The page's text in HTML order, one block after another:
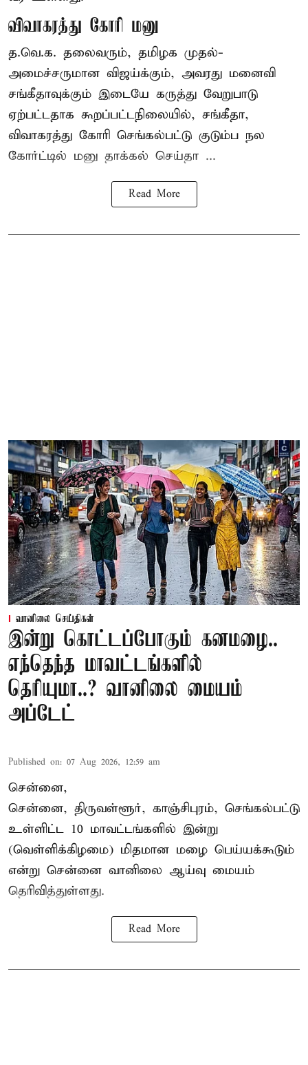
விவாகரத்து கோரி மனு
த.வெ.க. தலைவரும், தமிழக முதல்-
அமைச்சருமான விஜய்க்கும், அவரது மனைவி
சங்கீதாவுக்கும் இடையே கருத்து வேறுபாடு
ஏற்பட்டதாக கூறப்பட்டநிலையில், சங்கீதா,
விவாகரத்து கோரி செங்கல்பட்டு குடும்ப நல
கோர்ட்டில் மனு தாக்கல் செய்தா ...
Read More
வானிலை செய்திகள்
இன்று கொட்டப்போகும் கனமழை..
எந்தெந்த மாவட்டங்களில்
தெரியுமா..? வானிலை மையம்
அப்டேட்
Published on: 07 Aug 2026, 12:59 am
சென்னை,
சென்னை, திருவள்ளூர், காஞ்சிபுரம், செங்கல்பட்டு
உள்ளிட்ட 10 மாவட்டங்களில் இன்று
(வெள்ளிக்கிழமை) மிதமான மழை பெய்யக்கூடும்
என்று சென்னை வானிலை ஆய்வு மையம்
தெரிவித்துள்ளது.
Read More